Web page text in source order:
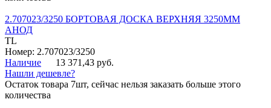
2.707023/3250 БОРТОВАЯ ДОСКА ВЕРХНЯЯ 3250ММ
АНОД
TL
Номер: 2.707023/3250
Наличие
13 371,43 руб.
Нашли дешевле?
Остаток товара 7шт, сейчас нельзя заказать больше этого
количества